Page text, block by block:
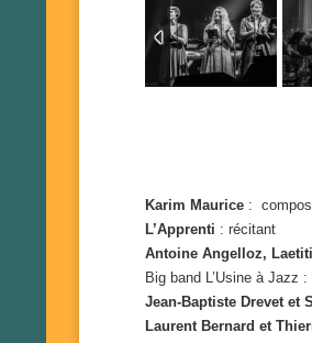
Karim Maurice :
L’Apprenti : récitant
Antoine Angelloz,
Big band L’Usine à Jazz :
Jean-Baptiste Drevet et
Laurent Bernard et